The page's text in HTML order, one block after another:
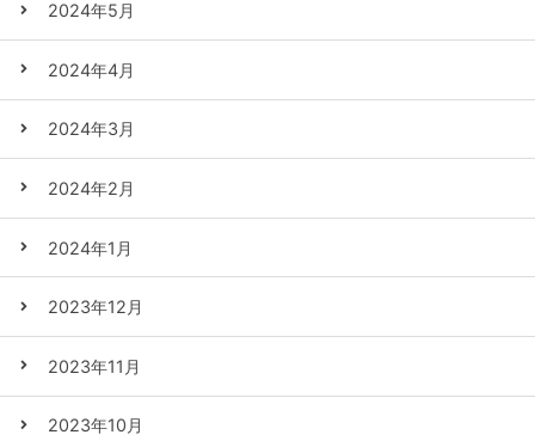
2024年5月
2024年4月
2024年3月
2024年2月
2024年1月
2023年12月
2023年11月
2023年10月